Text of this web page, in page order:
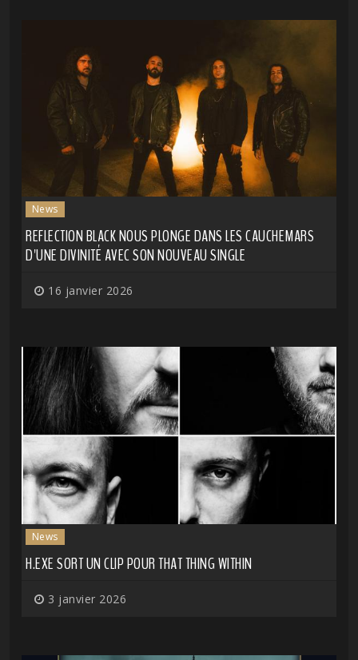
News
REFLECTION BLACK NOUS PLONGE DANS LES CAUCHEMARS
D'UNE DIVINITÉ AVEC SON NOUVEAU SINGLE
16 janvier 2026
News
H.EXE SORT UN CLIP POUR THAT THING WITHIN
3 janvier 2026